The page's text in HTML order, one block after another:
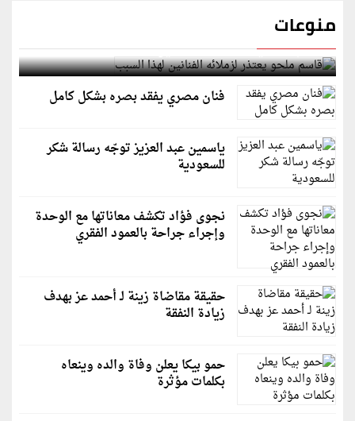
منوعات
قاسم ملحو يعتذر لزملائه الفنانين لهذا السبب
فنان مصري يفقد بصره بشكل كامل
ياسمين عبد العزيز توجّه رسالة شكر
للسعودية
نجوى فؤاد تكشف معاناتها مع الوحدة
وإجراء جراحة بالعمود الفقري
حقيقة مقاضاة زينة لـ أحمد عز بهدف
زيادة النفقة
حمو بيكا يعلن وفاة والده وينعاه
بكلمات مؤثرة